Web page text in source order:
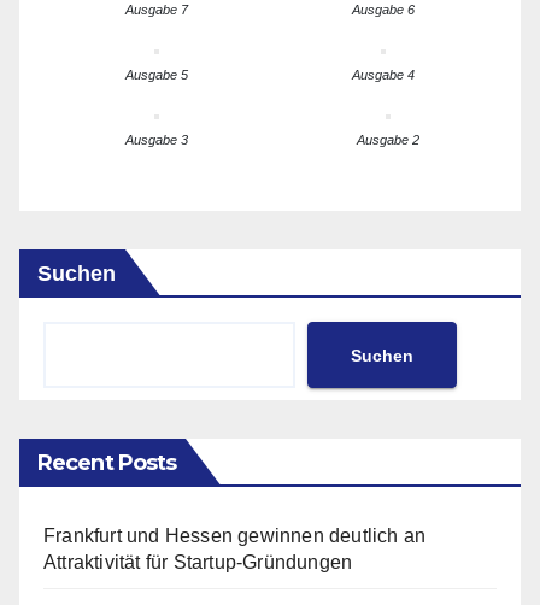
Ausgabe 7 Ausgabe 6
Ausgabe 5 Ausgabe 4
Ausgabe 3 Ausgabe 2
Suchen
Suchen
Recent Posts
Frankfurt und Hessen gewinnen deutlich an
Attraktivität für Startup-Gründungen